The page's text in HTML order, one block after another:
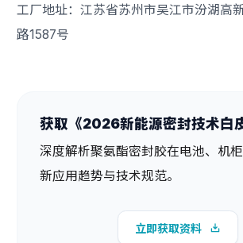
工厂地址：江苏省苏州市吴江市汾湖高
路1587号
获取《2026新能源密封技术白
深度解析聚氨酯密封胶在电池、机
新应用趋势与技术规范。
立即获取资料